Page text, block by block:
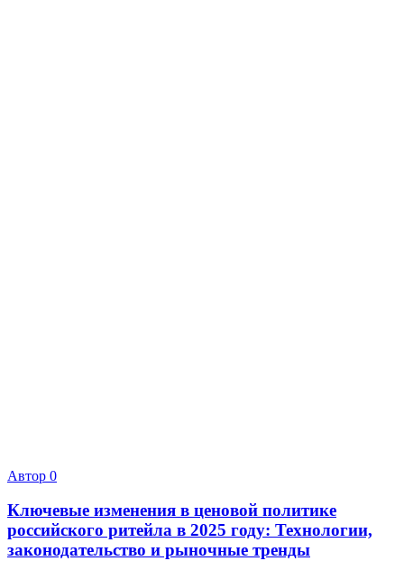
Автор 0
Ключевые изменения в ценовой политике
российского ритейла в 2025 году: Технологии,
законодательство и рыночные тренды